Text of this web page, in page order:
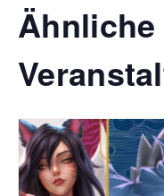
Ähnliche